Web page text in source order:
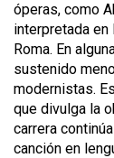
óperas, como
interpretada
Roma. En
sustenido
modernistas.
que divulga la
carrera
canción en